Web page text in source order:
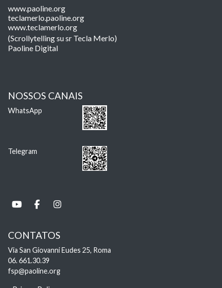
www.paoline.org
teclamerlo.paoline.org
www.teclamerlo.org
(Scrollytelling su sr Tecla Merlo)
Paoline Digital
NOSSOS CANAIS
WhatsApp
Telegram
CONTATOS
Via San Giovanni Eudes 25, Roma
06. 661.30.39
fsp@paoline.org